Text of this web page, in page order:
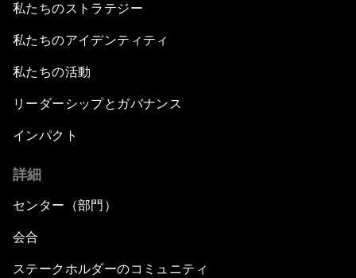
私たちのストラテジー
私たちのアイデンティティ
私たちの活動
リーダーシップとガバナンス
インパクト
詳細
センター（部門）
会合
ステークホルダーのコミュニティ